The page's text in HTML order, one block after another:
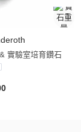
實驗室培育鑽石